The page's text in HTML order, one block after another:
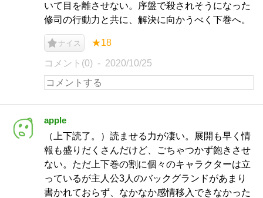
いて目を離させない。序盤で殺されそうになった
修司の行動力と共に、解決に向かうべく下巻へ。
ナイス ★18
コメント(0) 2020/10/25
apple
（上下読了。）読ませる力が凄い。展開も早く情
報も盛りだくさんだけど、ごちゃつかず飽きさせ
ない。ただ上下巻の割に個々のキャラクターは立
っているが主人公3人のバックグランドがあまり
書かれておらず、なかなか感情移入できなかった